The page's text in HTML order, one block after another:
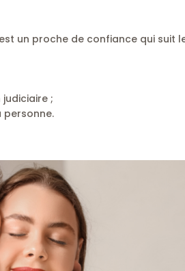
un proche de confiance qui suit
;
personne.